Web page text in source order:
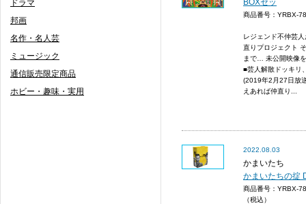
ドラマ
邦画
名作・名人芸
ミュージック
通信販売限定商品
ホビー・趣味・実用
BOXセッ
商品番号：YRBX-
レジェンド不仲芸
直りプロジェクト
まで… 未公開映像
■芸人解散ドッキリ
(2019年2月27日放
えあれば仲直り...
2022.08.03
かまいたち
かまいたちの掟
商品番号：YRBX-
（税込）